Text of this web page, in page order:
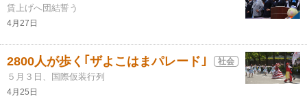
賃上げへ団結誓う
4月27日
2800人が歩く｢ザよこはまパレード｣ 社会
５月３日、国際仮装行列
4月25日